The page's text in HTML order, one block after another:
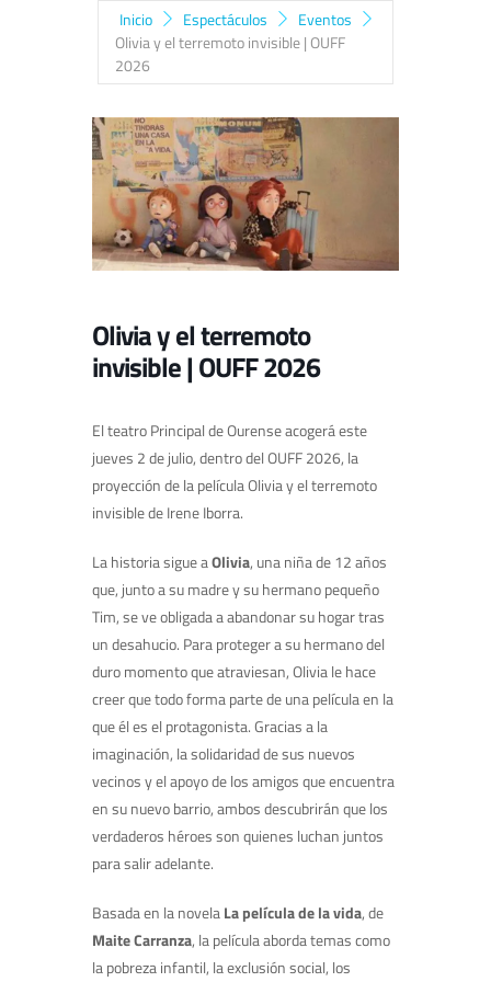
Inicio Espectáculos
Eventos
Olivia y el terremoto invisible | OUFF
2026
Olivia y el terremoto
invisible | OUFF 2026
El teatro Principal de Ourense acogerá este
jueves 2 de julio, dentro del OUFF 2026, la
proyección de la película Olivia y el terremoto
invisible de Irene Iborra.
La historia sigue aOlivia, una niña de 12 años
que, junto a su madre y su hermano pequeño
Tim, se ve obligada a abandonar su hogar tras
un desahucio. Para proteger a su hermano del
duro momento que atraviesan, Olivia le hace
creer que todo forma parte de una película en la
que él es el protagonista. Gracias a la
imaginación, la solidaridad de sus nuevos
vecinos y el apoyo de los amigos que encuentra
en su nuevo barrio, ambos descubrirán que los
verdaderos héroes son quienes luchan juntos
para salir adelante.
Basada en la novelaLa película de la vida, de
Maite Carranza, la película aborda temas como
la pobreza infantil, la exclusión social, los